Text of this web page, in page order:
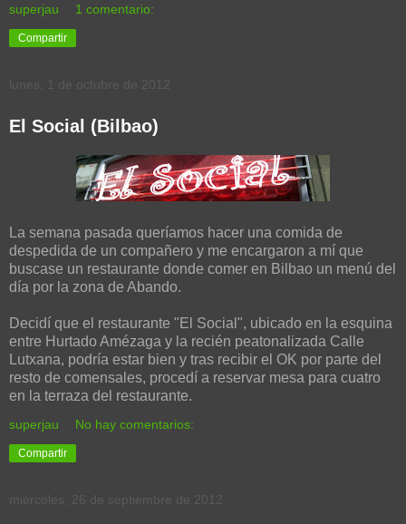
superjau 1 comentario:
Compartir
lunes, 1 de octubre de 2012
El Social (Bilbao)
La semana pasada queríamos hacer una comida de
despedida de un compañero y me encargaron a mí que
buscase un restaurante donde comer en Bilbao un menú del
día por la zona de Abando.
Decidí que el restaurante "El Social", ubicado en la esquina
entre Hurtado Amézaga y la recién peatonalizada Calle
Lutxana, podría estar bien y tras recibir el OK por parte del
resto de comensales, procedí a reservar mesa para cuatro
en la terraza del restaurante.
superjau No hay comentarios:
Compartir
miércoles, 26 de septiembre de 2012